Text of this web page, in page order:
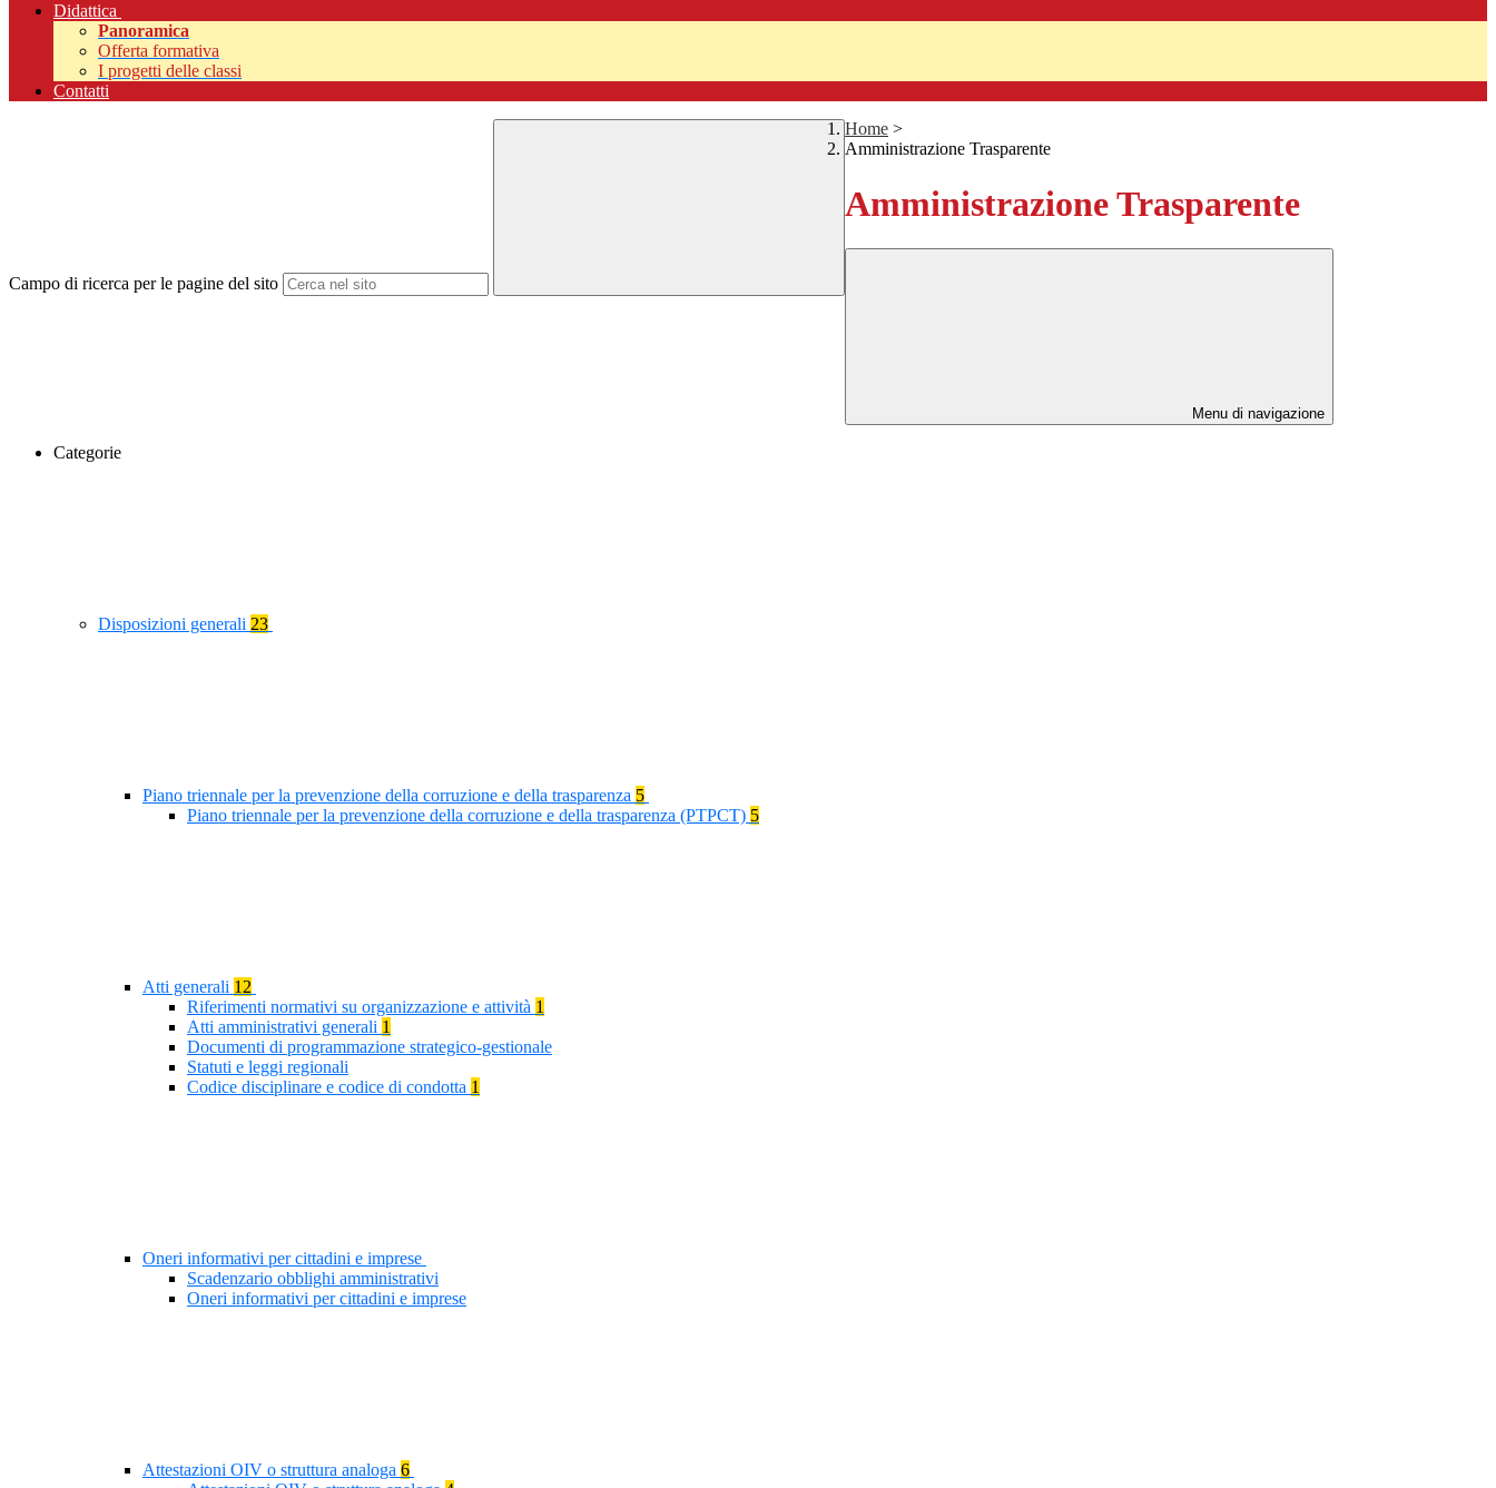
Didattica
Panoramica
Offerta formativa
I progetti delle classi
Contatti
Campo di ricerca per le pagine del sito
Home >
Amministrazione Trasparente
Amministrazione Trasparente
Menu di navigazione
Categorie
Disposizioni generali 23
Piano triennale per la prevenzione della corruzione e della trasparenza 5
Piano triennale per la prevenzione della corruzione e della trasparenza (PTPCT) 5
Atti generali 12
Riferimenti normativi su organizzazione e attività 1
Atti amministrativi generali 1
Documenti di programmazione strategico-gestionale
Statuti e leggi regionali
Codice disciplinare e codice di condotta 1
Oneri informativi per cittadini e imprese
Scadenzario obblighi amministrativi
Oneri informativi per cittadini e imprese
Attestazioni OIV o struttura analoga 6